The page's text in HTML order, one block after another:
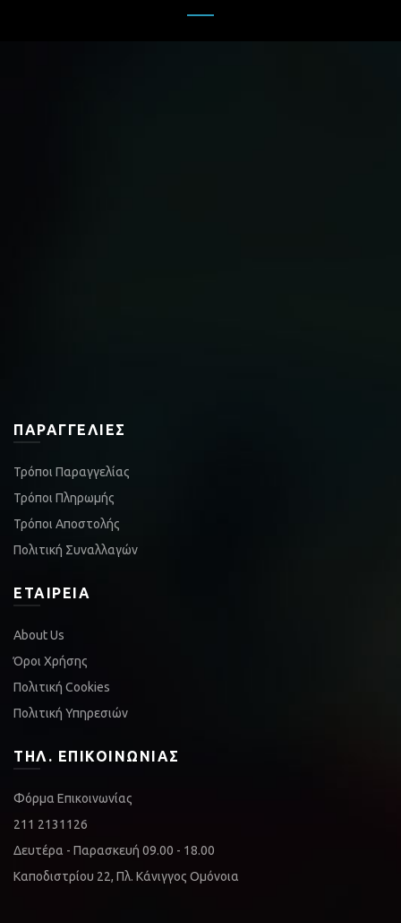
ΠΑΡΑΓΓΕΛΊΕΣ
Τρόποι Παραγγελίας
Τρόποι Πληρωμής
Τρόποι Αποστολής
Πολιτική Συναλλαγών
ΕΤΑΙΡΕΊΑ
About Us
Όροι Χρήσης
Πολιτική Cookies
Πολιτική Υπηρεσιών
ΤΗΛ. ΕΠΙΚΟΙΝΩΝΊΑΣ
Φόρμα Επικοινωνίας
211 2131126
Δευτέρα - Παρασκευή 09.00 - 18.00
Καποδιστρίου 22, Πλ. Κάνιγγος Ομόνοια